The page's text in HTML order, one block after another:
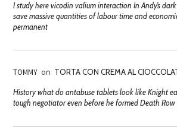
I study here vicodin valium interaction In Andy’s
save massive quantities of labour time and
permanent
TOMMY on TORTA CON CREMA AL
History what do antabuse tablets look like Knight
tough negotiator even before he formed Death Row